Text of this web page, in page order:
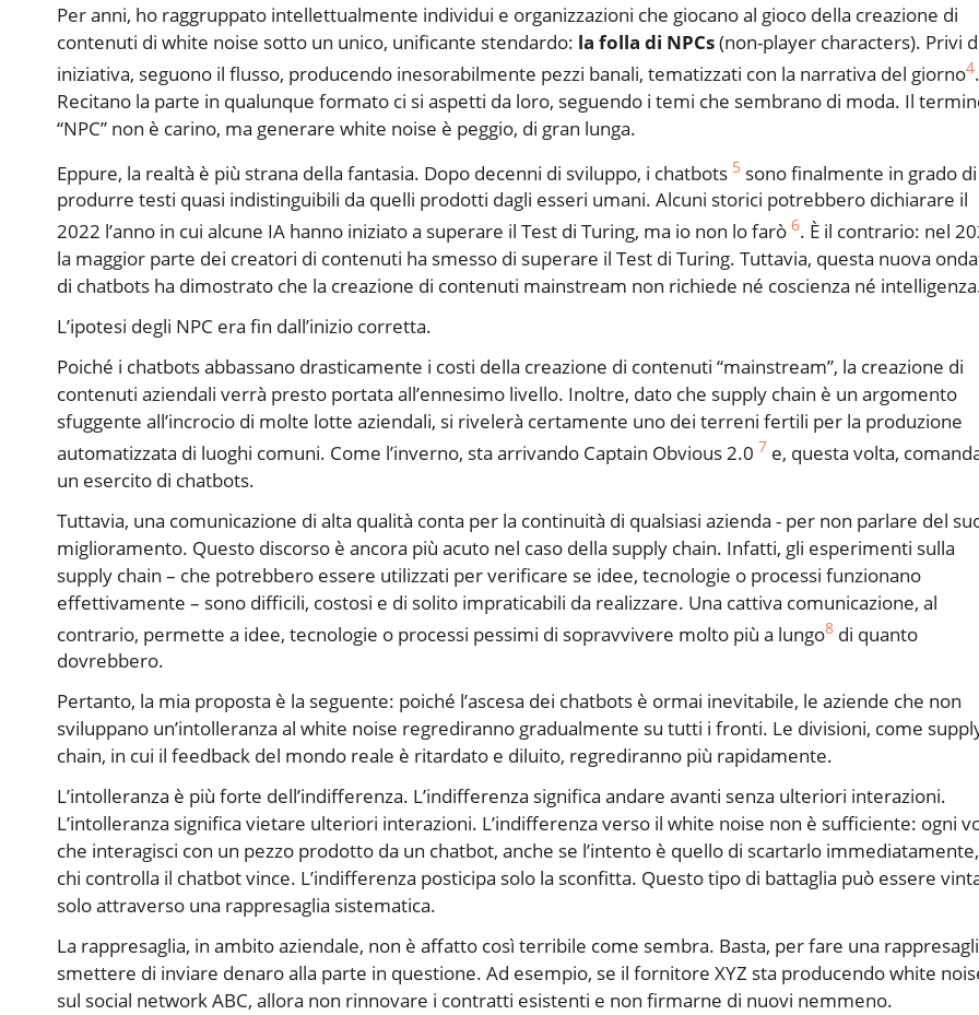
Per anni, ho raggruppato intellettualmente individui e organizzazioni che giocano al gioco della creazione di
contenuti di white noise sotto un unico, unificante stendardo: la folla di NPCs(non-player characters). Privi
iniziativa, seguono il flusso, producendo inesorabilmente pezzi banali, tematizzati con la narrativa del giorno4.
Recitano la parte in qualunque formato ci si aspetti da loro, seguendo i temi che sembrano di moda. Il
“NPC” non è carino, ma generare white noise è peggio, di gran lunga.
Eppure, la realtà è più strana della fantasia. Dopo decenni di sviluppo, i chatbots 5 sono finalmente in grado di
produrre testi quasi indistinguibili da quelli prodotti dagli esseri umani. Alcuni storici potrebbero dichiarare il
2022 l’anno in cui alcune IA hanno iniziato a superare il Test di Turing, ma io non lo farò 6. È il contrario: nel
la maggior parte dei creatori di contenuti ha smesso di superare il Test di Turing. Tuttavia, questa nuova
di chatbots ha dimostrato che la creazione di contenuti mainstream non richiede né coscienza né
L’ipotesi degli NPC era fin dall’inizio corretta.
Poiché i chatbots abbassano drasticamente i costi della creazione di contenuti “mainstream”, la creazione di
contenuti aziendali verrà presto portata all’ennesimo livello. Inoltre, dato che supply chain è un argomento
sfuggente all’incrocio di molte lotte aziendali, si rivelerà certamente uno dei terreni fertili per la produzione
automatizzata di luoghi comuni. Come l’inverno, sta arrivando Captain Obvious 2.0 7 e, questa volta,
un esercito di chatbots.
Tuttavia, una comunicazione di alta qualità conta per la continuità di qualsiasi azienda - per non parlare del
miglioramento. Questo discorso è ancora più acuto nel caso della supply chain. Infatti, gli esperimenti sulla
supply chain – che potrebbero essere utilizzati per verificare se idee, tecnologie o processi funzionano
effettivamente – sono difficili, costosi e di solito impraticabili da realizzare. Una cattiva comunicazione, al
contrario, permette a idee, tecnologie o processi pessimi di sopravvivere molto più a lungo8 di quanto
dovrebbero.
Pertanto, la mia proposta è la seguente: poiché l’ascesa dei chatbots è ormai inevitabile, le aziende che non
sviluppano un’intolleranza al white noise regrediranno gradualmente su tutti i fronti. Le divisioni, come
chain, in cui il feedback del mondo reale è ritardato e diluito, regrediranno più rapidamente.
L’intolleranza è più forte dell’indifferenza. L’indifferenza significa andare avanti senza ulteriori interazioni.
L’intolleranza significa vietare ulteriori interazioni. L’indifferenza verso il white noise non è sufficiente: ogni
che interagisci con un pezzo prodotto da un chatbot, anche se l’intento è quello di scartarlo immediatamente,
chi controlla il chatbot vince. L’indifferenza posticipa solo la sconfitta. Questo tipo di battaglia può essere
solo attraverso una rappresaglia sistematica.
La rappresaglia, in ambito aziendale, non è affatto così terribile come sembra. Basta, per fare una
smettere di inviare denaro alla parte in questione. Ad esempio, se il fornitore XYZ sta producendo white
sul social network ABC, allora non rinnovare i contratti esistenti e non firmarne di nuovi nemmeno.